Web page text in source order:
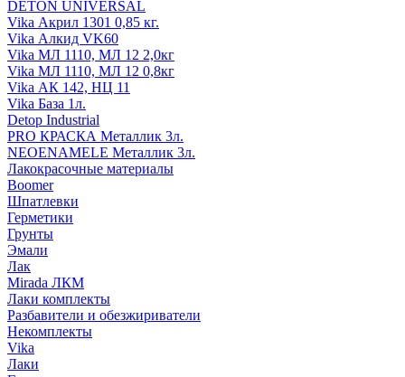
DETON UNIVERSAL
Vika Акрил 1301 0,85 кг.
Vika Алкид VK60
Vika МЛ 1110, МЛ 12 2,0кг
Vika МЛ 1110, МЛ 12 0,8кг
Vika АК 142, НЦ 11
Vika База 1л.
Detop Industrial
PRO КРАСКА Металлик 3л.
NEOENAMELE Металлик 3л.
Лакокрасочные материалы
Boomer
Шпатлевки
Герметики
Грунты
Эмали
Лак
Mirada ЛКМ
Лаки комплекты
Разбавители и обезжириватели
Некомплекты
Vika
Лаки